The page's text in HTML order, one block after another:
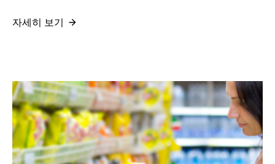
자세히 보기